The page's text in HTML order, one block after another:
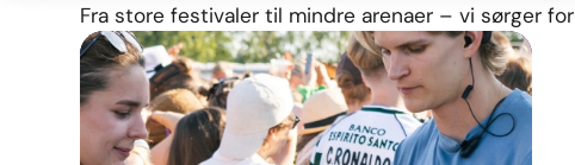
Frastorefestivalertil mindre arenaer –visørgerfor